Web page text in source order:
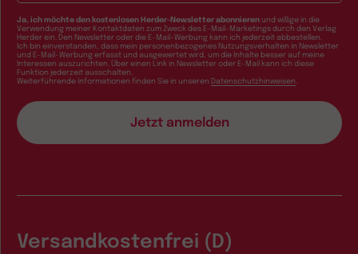
Ja, ich möchte den kostenlosen Herder-Newsletter abonnieren und willige in die
Verwendung meiner Kontaktdaten zum Zweck des E-Mail-Marketings durch den Verlag
Herder ein. Den Newsletter oder die E-Mail-Werbung kann ich jederzeit abbestellen.
Ich bin einverstanden, dass mein personenbezogenes Nutzungsverhalten in Newsletter
und E-Mail-Werbung erfasst und ausgewertet wird, um die Inhalte besser auf meine
Interessen auszurichten. Über einen Link in Newsletter oder E-Mail kann ich diese
Funktion jederzeit ausschalten.
Weiterführende Informationen finden Sie in unseren Datenschutzhinweisen
Versandkostenfrei (D)